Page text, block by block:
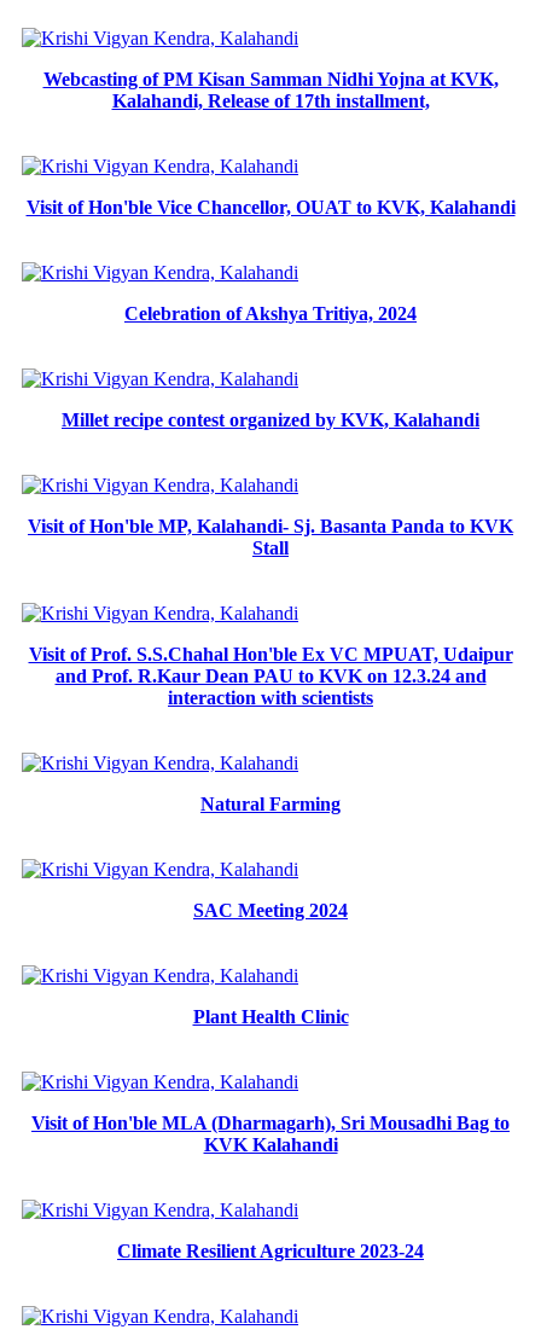
Webcasting of PM Kisan Samman Nidhi Yojna at KVK,
Kalahandi, Release of 17th installment,
Visit of Hon'ble Vice Chancellor, OUAT to KVK, Kalahandi
Celebration of Akshya Tritiya, 2024
Millet recipe contest organized by KVK, Kalahandi
Visit of Hon'ble MP, Kalahandi- Sj. Basanta Panda to KVK
Stall
Visit of Prof. S.S.Chahal Hon'ble Ex VC MPUAT, Udaipur
and Prof. R.Kaur Dean PAU to KVK on 12.3.24 and
interaction with scientists
Natural Farming
SAC Meeting 2024
Plant Health Clinic
Visit of Hon'ble MLA (Dharmagarh), Sri Mousadhi Bag to
KVK Kalahandi
Climate Resilient Agriculture 2023-24